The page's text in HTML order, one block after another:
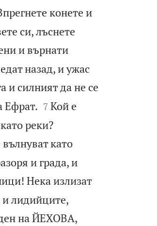
конете и
си, лъснете
и върнати
назад, и ужас
и силният да не се
Ефрат.
7 Кой е
реки?
като
и града, и
Нека излизат
лидийците,
на ЙЕХОВА,